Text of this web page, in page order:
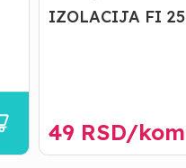
IZOLACIJA FI 25
49 RSD/kom